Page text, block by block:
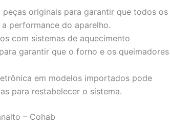
peças originais para garantir que todos os
performance do aparelho.
com sistemas de aquecimento
garantir que o forno e os queimadores
em modelos importados pode
para restabelecer o sistema.
– Cohab